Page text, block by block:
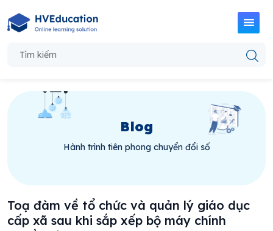
Blog
Hành trình tiên phong chuyển đổi số
Toạ đàm về tổ chức và quản lý giáo dục
cấp xã sau khi sắp xếp bộ máy chính